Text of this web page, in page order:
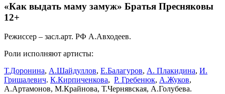
«Как выдать маму замуж» Братья Пресняковы
12+
Режиссер – засл.арт. РФ А.Авходеев.
Роли исполняют артисты:
Т.Доронина, А.Шайдуллов, Е.Балагуров, А. Плакидина, И.
Гришалевич. К.Кирпиченкова, Р. Гребенюк, А.Жуков,
А.Артамонов, М.Крайнова, Т.Чернявская, А.Голубева.